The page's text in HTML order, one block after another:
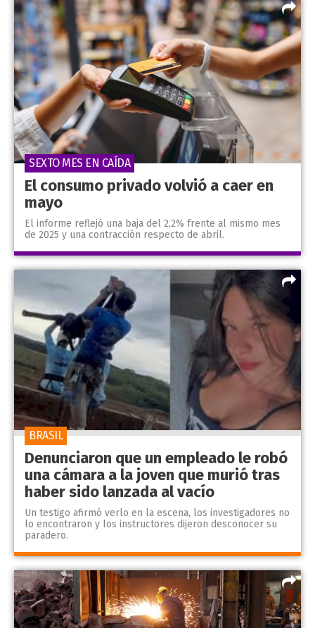
El consumo privado volvió a caer en
mayo
El informe reflejó una baja del 2,2% frente al mismo mes
de 2025 y una contracción respecto de abril.
SEXTO MES EN CAÍDA
Denunciaron que un empleado le robó
una cámara a la joven que murió tras
haber sido lanzada al vacío
Un testigo afirmó verlo en la escena, los investigadores no
lo encontraron y los instructores dijeron desconocer su
paradero.
BRASIL